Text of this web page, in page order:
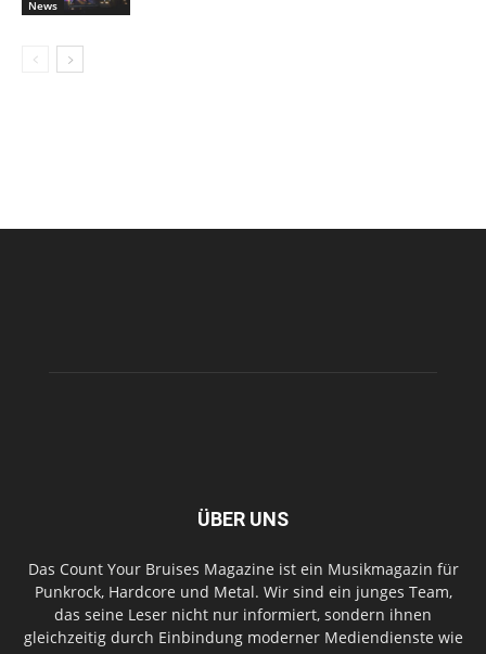
News
ÜBER UNS
Das Count Your Bruises Magazine ist ein Musikmagazin für
Punkrock, Hardcore und Metal. Wir sind ein junges Team,
das seine Leser nicht nur informiert, sondern ihnen
gleichzeitig durch Einbindung moderner Mediendienste wie